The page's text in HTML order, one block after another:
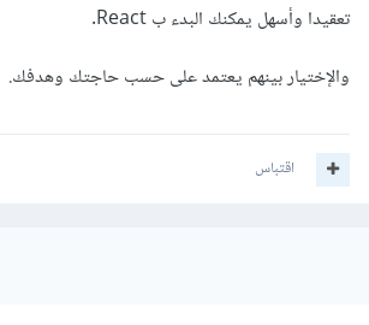
تعقيدا وأسهل يمكنك البدء ب React.
والإختيار بينهم يعتمد على حسب حاجتك وهدفك.
اقتباس